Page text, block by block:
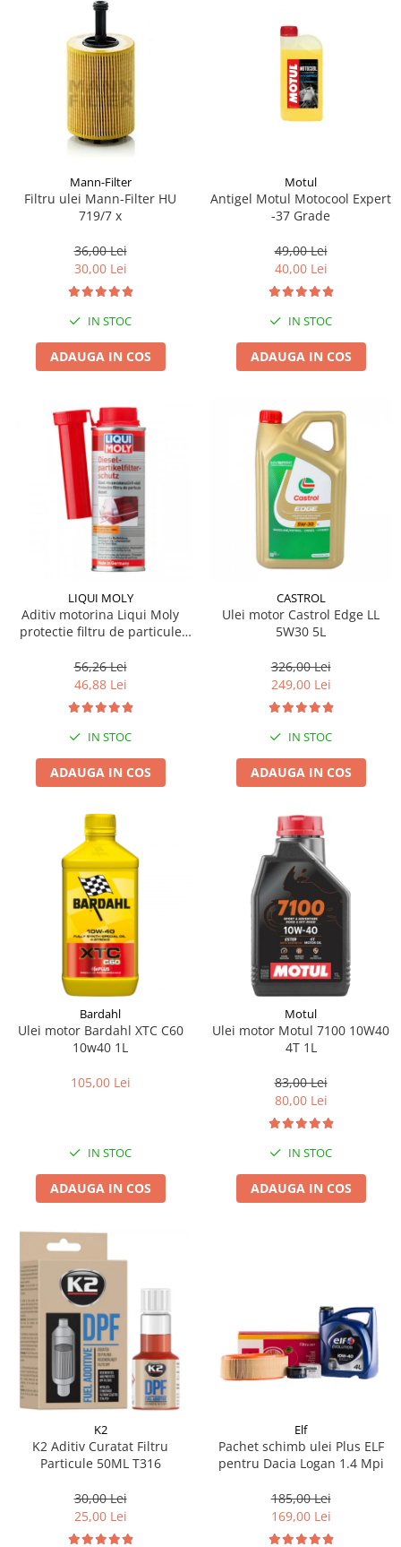
Mann-Filter
Filtru ulei Mann-Filter HU
719/7 x
36,00 Lei
30,00 Lei
IN STOC
ADAUGA IN COS
Motul
Antigel Motul Motocool Expert
-37 Grade
49,00 Lei
40,00 Lei
IN STOC
ADAUGA IN COS
LIQUI MOLY
Aditiv motorina Liqui Moly
protectie filtru de particule
56,26 Lei
46,88 Lei
IN STOC
ADAUGA IN COS
CASTROL
Ulei motor Castrol Edge LL
5W30 5L
326,00 Lei
249,00 Lei
IN STOC
ADAUGA IN COS
Bardahl
Ulei motor Bardahl XTC C60
10w40 1L
105,00 Lei
IN STOC
ADAUGA IN COS
Motul
Ulei motor Motul 7100 10W40
4T 1L
83,00 Lei
80,00 Lei
IN STOC
ADAUGA IN COS
K2
K2 Aditiv Curatat Filtru
Particule 50ML T316
30,00 Lei
25,00 Lei
Elf
Pachet schimb ulei Plus ELF
pentru Dacia Logan 1.4 Mpi
185,00 Lei
169,00 Lei